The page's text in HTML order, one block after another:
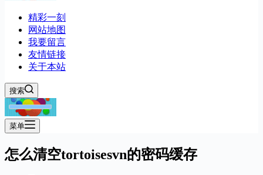
精彩一刻
网站地图
我要留言
友情链接
关于本站
搜索
菜单
怎么清空tortoisesvn的密码缓存